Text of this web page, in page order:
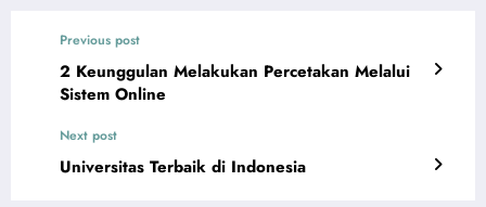
Previous post
2 Keunggulan Melakukan Percetakan Melalui
Sistem Online
Next post
Universitas Terbaik di Indonesia